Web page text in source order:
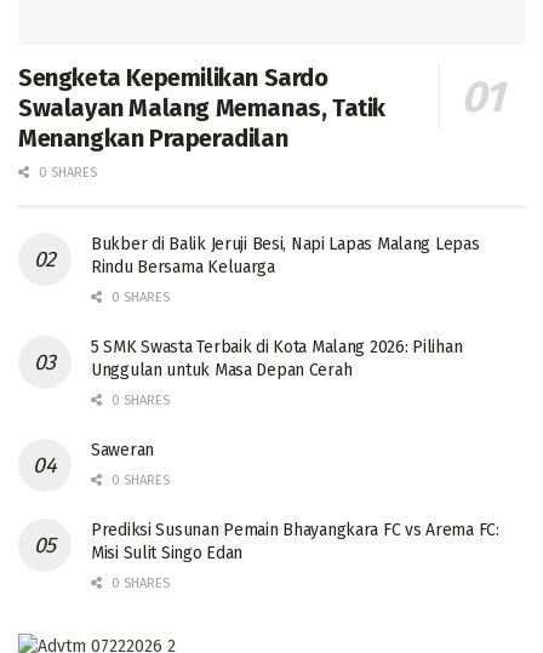
Sengketa Kepemilikan Sardo
Swalayan Malang Memanas, Tatik
Menangkan Praperadilan
0 SHARES
Bukber di Balik Jeruji Besi, Napi Lapas Malang Lepas
Rindu Bersama Keluarga
0 SHARES
5 SMK Swasta Terbaik di Kota Malang 2026: Pilihan
Unggulan untuk Masa Depan Cerah
0 SHARES
Saweran
0 SHARES
Prediksi Susunan Pemain Bhayangkara FC vs Arema FC:
Misi Sulit Singo Edan
0 SHARES